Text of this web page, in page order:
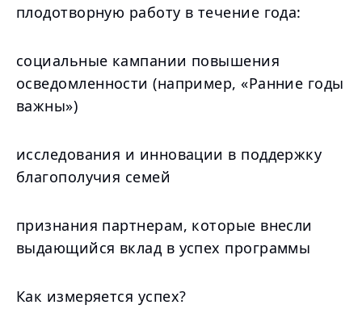
плодотворную работу в течение года:
социальные кампании повышения
осведомленности (например, «Ранние годы
важны»)
исследования и инновации в поддержку
благополучия семей
признания партнерам, которые внесли
выдающийся вклад в успех программы
Как измеряется успех?